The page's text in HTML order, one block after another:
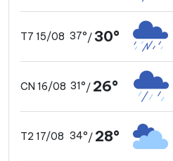
T7 15/08 37°/30°
CN 16/08 31°/ 26°
T2 17/08 34°/ 28°